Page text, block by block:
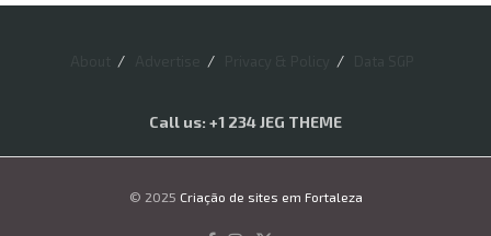
Call us: +1 234 JEG THEME
© 2025 Criação de sites em Fortaleza